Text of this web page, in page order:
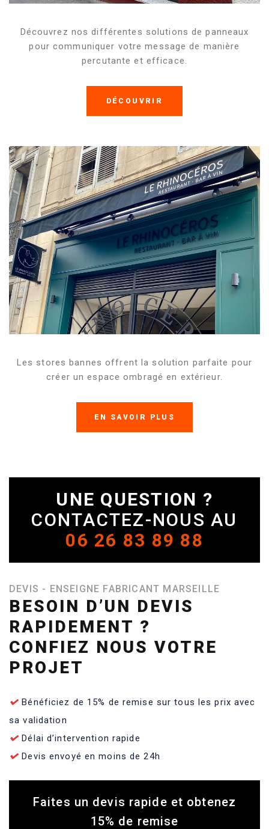
Découvrez nos différentes solutions de panneaux
pour communiquer votre message de manière
percutante et efficace.
DÉCOUVRIR
Les stores bannes offrent la solution parfaite pour
créer un espace ombragé en extérieur.
EN SAVOIR PLUS
UNE QUESTION ?
CONTACTEZ-NOUS AU
06 26 83 89 88
DEVIS - ENSEIGNE FABRICANT MARSEILLE
BESOIN D’UN DEVIS
RAPIDEMENT ?
CONFIEZ NOUS VOTRE
PROJET
Bénéficiez de 15% de remise sur tous les prix avec
sa validation
Délai d’intervention rapide
Devis envoyé en moins de 24h
Faites un devis rapide et obtenez
15% de remise